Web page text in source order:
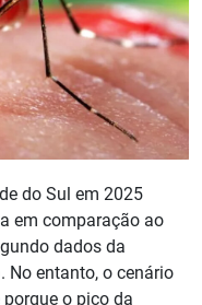
do Sul em 2025
em comparação ao
dados da
No entanto, o cenário
o pico da